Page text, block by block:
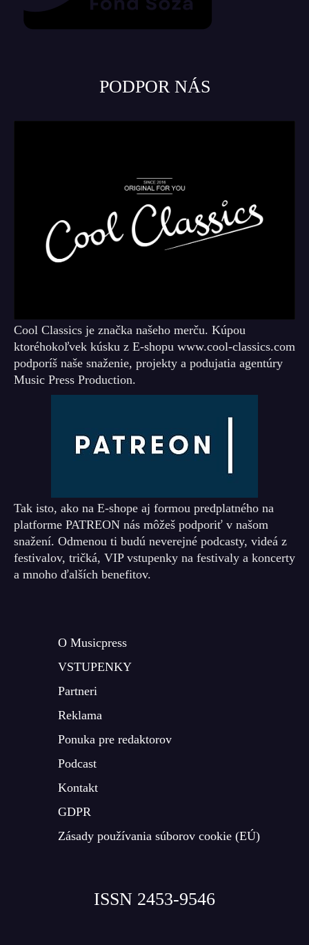
PODPOR NÁS
Cool Classics je značka našeho merču. Kúpou
ktoréhokoľvek kúsku z E-shopu www.cool-classics.com
podporíš naše snaženie, projekty a podujatia agentúry
Music Press Production.
Tak isto, ako na E-shope aj formou predplatného na
platforme PATREON nás môžeš podporiť v našom
snažení. Odmenou ti budú neverejné podcasty, videá z
festivalov, tričká, VIP vstupenky na festivaly a koncerty
a mnoho ďalších benefitov.
O Musicpress
VSTUPENKY
Partneri
Reklama
Ponuka pre redaktorov
Podcast
Kontakt
GDPR
Zásady používania súborov cookie (EÚ)
ISSN 2453-9546